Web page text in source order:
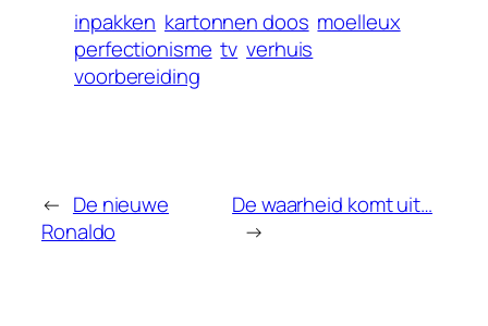
inpakken kartonnen doos moelleux
perfectionisme tv verhuis
voorbereiding
← De nieuwe
Ronaldo
De waarheid komt uit…
→